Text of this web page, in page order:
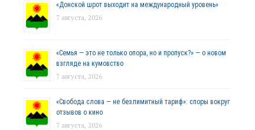
«Донской шрот выходит на международный уровень»
7 августа, 2026
«Семья — это не только опора, но и пропуск?» — о новом
взгляде на кумовство
7 августа, 2026
«Свобода слова — не безлимитный тариф»: споры вокруг
отзывов о кино
7 августа, 2026